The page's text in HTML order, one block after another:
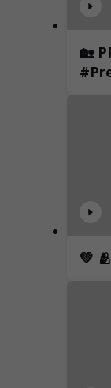
🏡
💚